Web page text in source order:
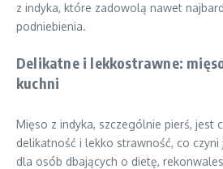
z indyka, które zadowolą nawet
podniebienia.
Delikatne i lekkostrawne:
kuchni
Mięso z indyka, szczególnie pierś, jest
delikatność i lekko strawność, co czyni
dla osób dbających o dietę,